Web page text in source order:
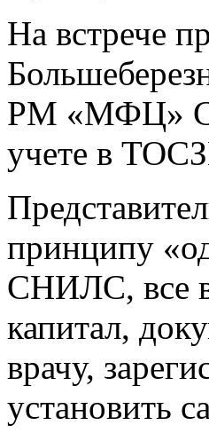
На встрече
РМ «МФЦ»
учете в
принципу
СНИЛС, все
капитал,
врачу,
установить